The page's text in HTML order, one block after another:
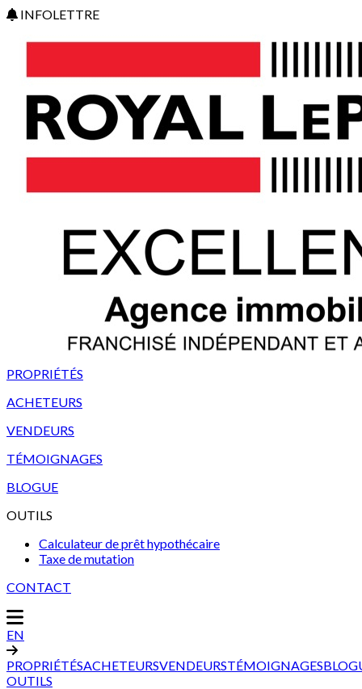
INFOLETTRE
PROPRIÉTÉS
ACHETEURS
VENDEURS
TÉMOIGNAGES
BLOGUE
OUTILS
Calculateur de prêt hypothécaire
Taxe de mutation
CONTACT
EN
PROPRIÉTÉSACHETEURSVENDEURSTÉMOIGNAGES
OUTILS